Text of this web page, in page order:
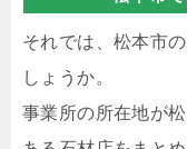
それでは、松本市
しょうか。
事業所の所在地が